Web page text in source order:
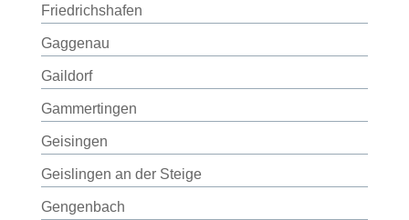
Friedrichshafen
Gaggenau
Gaildorf
Gammertingen
Geisingen
Geislingen an der Steige
Gengenbach